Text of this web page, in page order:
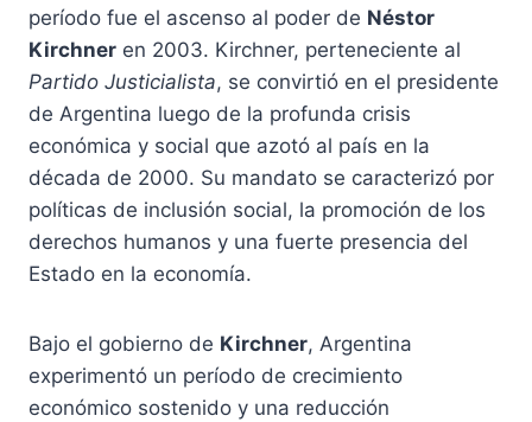
período fue el ascenso al poder de Néstor
Kirchner en 2003. Kirchner, perteneciente al
Partido Justicialista, se convirtió en el presidente
de Argentina luego de la profunda crisis
económica y social que azotó al país en la
década de 2000. Su mandato se caracterizó por
políticas de inclusión social, la promoción de los
derechos humanos y una fuerte presencia del
Estado en la economía.
Bajo el gobierno de Kirchner, Argentina
experimentó un período de crecimiento
económico sostenido y una reducción